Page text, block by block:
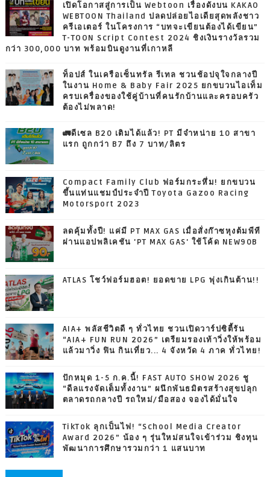
เปิดโอกาสสู่การเป็น Webtoon เรื่องดังบน KAKAO
WEBTOON Thailand ปลดปล่อยไอเดียสุดพลังชาว
ครีเอเตอร์ ในโครงการ “บทจะเขียนต้องได้เขียน”
T-TOON Script Contest 2024 ชิงเงินรางวัลรวม
กว่า 300,000 บาท พร้อมบินดูงานที่เกาหลี
ท็อปส์ ในเครือเซ็นทรัล รีเทล ชวนช้อปจุใจกลางปี
ในงาน Home & Baby Fair 2025 ยกขบวนไอเท็ม
ครบเครื่องของใช้คู่บ้านที่คนรักบ้านและครอบครัว
ต้องไม่พลาด!
🚛ดีเซล B20 เติมได้แล้ว! PT มีจำหน่าย 10 สาขา
แรก ถูกกว่า B7 ถึง 7 บาท/ลิตร
Compact Family Club ฟอร์มกระหึ่ม! ยกขบวน
ขึ้นแท่นแชมป์ประจำปี Toyota Gazoo Racing
Motorsport 2023
ลดคุ้มทั้งปี! แค่มี PT MAX GAS เมื่อสั่งก๊าซหุงต้มพีที
ผ่านแอปพลิเคชัน 'PT MAX GAS' ใช้โค้ด NEW90B
ATLAS โชว์ฟอร์มฮอต! ยอดขาย LPG พุ่งเกินต้าน!!
AIA+ พลัสชีวิตดี ๆ ทั่วไทย ชวนเปิดวาร์ปซิตี้รัน
“AIA+ FUN RUN 2026” เตรียมรองเท้าวิ่งให้พร้อม
แล้วมาวิ่ง ฟิน กินเที่ยว... 4 จังหวัด 4 ภาค ทั่วไทย!
ปักหมุด 1-5 ก.ค.นี้! FAST AUTO SHOW 2026 ชู
“ดีลแรงจัดเต็มทั้งงาน” ผนึกพันธมิตรสร้างสุขปลุก
ตลาดรถกลางปี รถใหม่/มือสอง จองได้มั่นใจ
TikTok ลุกเป็นไฟ! “School Media Creator
Award 2026” น้อง ๆ รุ่นใหม่สนใจเข้าร่วม ชิงทุน
พัฒนาการศึกษารวมกว่า 1 แสนบาท